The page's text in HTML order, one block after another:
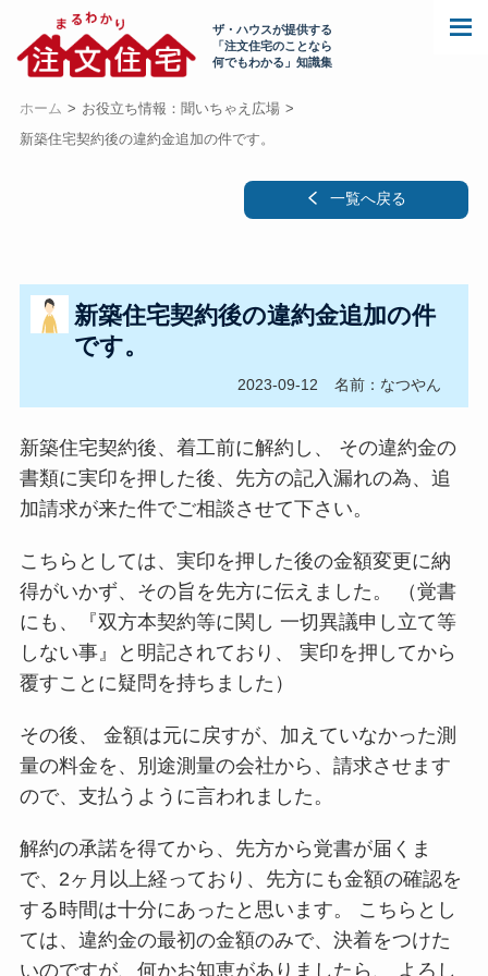
ザ・ハウスが提供する
「注文住宅のことなら
何でもわかる」知識集
ホーム
お役立ち情報：聞いちゃえ広場
新築住宅契約後の違約金追加の件です。
一覧へ戻る
新築住宅契約後の違約金追加の件
です。
2023-09-12 名前：なつやん
新築住宅契約後、着工前に解約し、 その違約金の
書類に実印を押した後、先方の記入漏れの為、追
加請求が来た件でご相談させて下さい。
こちらとしては、実印を押した後の金額変更に納
得がいかず、その旨を先方に伝えました。 （覚書
にも、『双方本契約等に関し 一切異議申し立て等
しない事』と明記されており、 実印を押してから
覆すことに疑問を持ちました）
その後、 金額は元に戻すが、加えていなかった測
量の料金を、別途測量の会社から、請求させます
ので、支払うように言われました。
解約の承諾を得てから、先方から覚書が届くま
で、2ヶ月以上経っており、先方にも金額の確認を
する時間は十分にあったと思います。 こちらとし
ては、違約金の最初の金額のみで、決着をつけた
いのですが、何かお知恵がありましたら、 よろし